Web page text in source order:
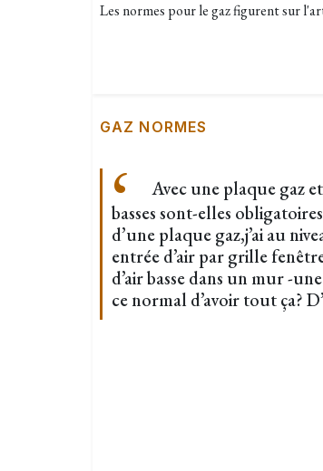
Les normes pour le gaz figurent sur
GAZ NORMES
Avec une plaque gaz
basses sont-elles
d’une plaque gaz,j’ai au
entrée d’air par grille
d’air basse dans un mur -
ce normal d’avoir tout ça?